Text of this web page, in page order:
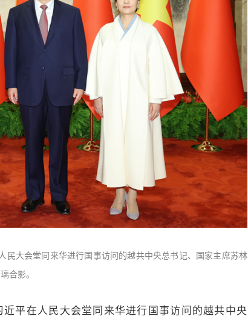
大会堂同来华进行国事访问的越共中央总书记、国家主席苏林
合影。
在人民大会堂同来华进行国事访问的越共中央